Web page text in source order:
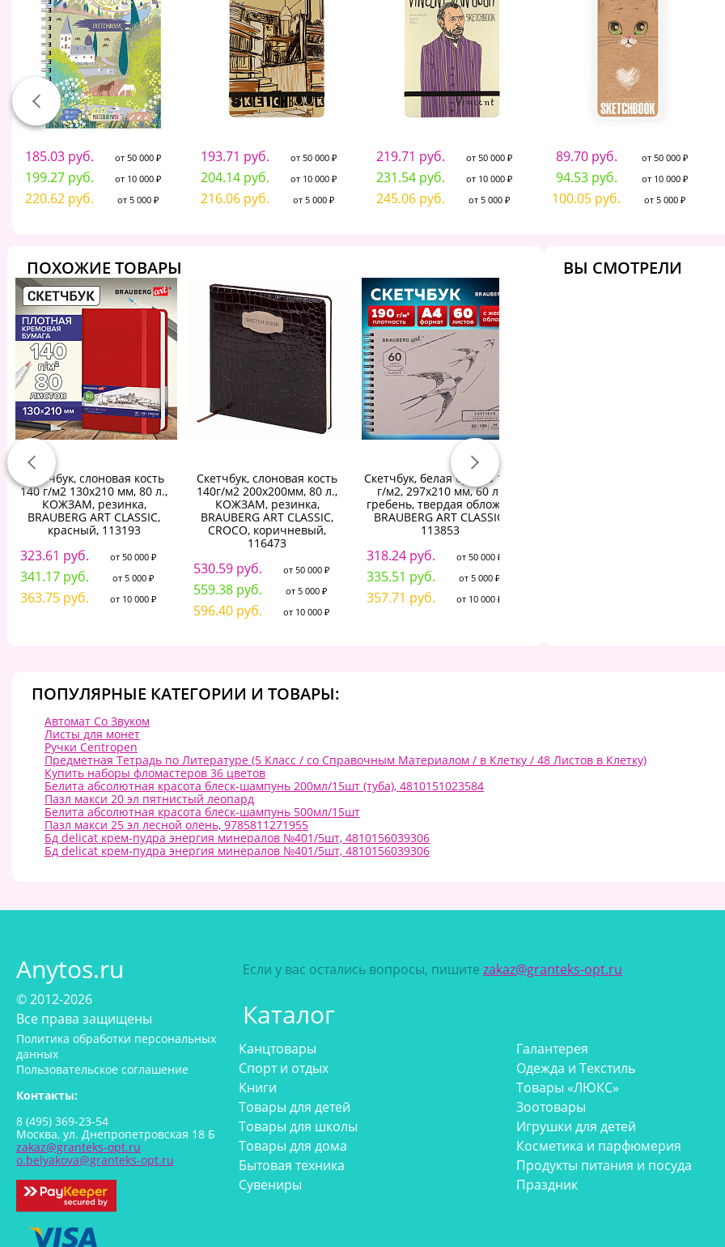
185.03 руб. от 50 000 ₽
199.27 руб. от 10 000 ₽
220.62 руб. от 5 000 ₽
193.71 руб. от 50 000 ₽
204.14 руб. от 10 000 ₽
216.06 руб. от 5 000 ₽
219.71 руб. от 50 000 ₽
231.54 руб. от 10 000 ₽
245.06 руб. от 5 000 ₽
89.70 руб. от 50 000 ₽
94.53 руб. от 10 000 ₽
100.05 руб. от 5 000 ₽
ПОХОЖИЕ ТОВАРЫ
Скетчбук, слоновая кость
140 г/м2 130х210 мм, 80 л.,
КОЖЗАМ, резинка,
BRAUBERG ART CLASSIC,
красный, 113193
323.61 руб. от 50 000 ₽
341.17 руб. от 5 000 ₽
363.75 руб. от 10 000 ₽
Скетчбук, слоновая кость
140г/м2 200х200мм, 80 л.,
КОЖЗАМ, резинка,
BRAUBERG ART CLASSIC,
CROCO, коричневый,
116473
530.59 руб. от 50 000 ₽
559.38 руб. от 5 000 ₽
596.40 руб. от 10 000 ₽
Скетчбук, белая бумага 190
г/м2, 297х210 мм, 60 л.,
гребень, твердая обложка,
BRAUBERG ART CLASSIC,
113853
318.24 руб. от 50 000 ₽
335.51 руб. от 5 000 ₽
357.71 руб. от 10 000 ₽
ВЫ СМОТРЕЛИ
ПОПУЛЯРНЫЕ КАТЕГОРИИ И ТОВАРЫ:
Автомат Со Звуком
Листы для монет
Ручки Centropen
Предметная Тетрадь по Литературе (5 Класс / со Справочным Материалом / в Клетку / 48 Листов в Клетку)
Купить наборы фломастеров 36 цветов
Белита абсолютная красота блеск-шампунь 200мл/15шт (туба), 4810151023584
Пазл макси 20 эл пятнистый леопард
Белита абсолютная красота блеск-шампунь 500мл/15шт
Пазл макси 25 эл лесной олень, 9785811271955
Бд delicat крем-пудра энергия минералов №401/5шт, 4810156039306
Бд delicat крем-пудра энергия минералов №401/5шт, 4810156039306
Anytos.ru
© 2012-2026
Все права защищены
Политика обработки персональных
данных
Пользовательское соглашение
Контакты:
8 (495) 369-23-54
Москва, ул. Днепропетровская 18 Б
zakaz@granteks-opt.ru
o.belyakova@granteks-opt.ru
Если у вас остались вопросы, пишите zakaz@granteks-opt.ru
Каталог
Канцтовары
Спорт и отдых
Книги
Товары для детей
Товары для школы
Товары для дома
Бытовая техника
Сувениры
Галантерея
Одежда и Текстиль
Товары «ЛЮКС»
Зоотовары
Игрушки для детей
Косметика и парфюмерия
Продукты питания и посуда
Праздник